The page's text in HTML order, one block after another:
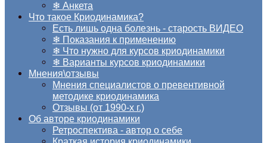
❄ Анкета
Что такое Криодинамика?
Есть лишь одна болезнь - старость ВИДЕО
❄ Показания к применению
❄ Что нужно для курсов криодинамики
❄ Варианты курсов криодинамики
Мнения\отзывы
Мнения специалистов о превентивной
методике криодинамика
Отзывы (от 1990-х г.)
Об авторе криодинамики
Ретроспектива - автор о себе